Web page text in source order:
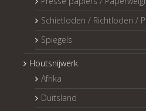
Schietloden / Richtloden /
Spiegels
Houtsnijwerk
Afrika
Duitsland